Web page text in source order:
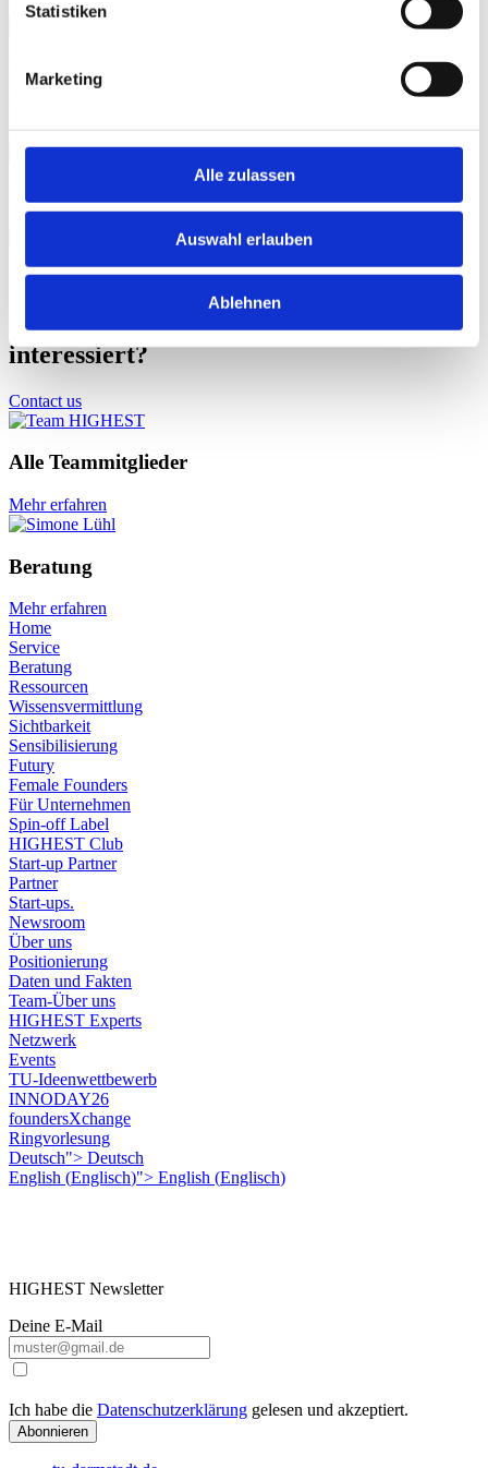
Statistiken
Marketing
Alle zulassen
Auswahl erlauben
Ablehnen
Die Beratung von Erfindern und deren sehr vielfältigen Themen
begeistern mich und die Zusammenarbeit in einem hochmotivierten
Wie spanne ich am besten aus?
Beides: morgens immer ein Kaffee und später gerne auch einen Tee.
Du bist an einem Beratungsgespräch
interessiert?
Contact us
Alle Teammitglieder
Mehr erfahren
Beratung
Mehr erfahren
Home
Service
Beratung
Ressourcen
Wissensvermittlung
Sichtbarkeit
Sensibilisierung
Futury
Female Founders
Für Unternehmen
Spin-off Label
HIGHEST Club
Start-up Partner
Partner
Start-ups.
Newsroom
Über uns
Positionierung
Daten und Fakten
Team-Über uns
HIGHEST Experts
Netzwerk
Events
TU-Ideenwettbewerb
INNODAY26
foundersXchange
Ringvorlesung
Deutsch"> Deutsch
English (Englisch)"> English (Englisch)
HIGHEST Newsletter
Deine E-Mail
Ich habe die Datenschutzerklärung gelesen und akzeptiert.
Abonnieren